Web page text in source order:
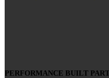
PERFORMANCE BUILT